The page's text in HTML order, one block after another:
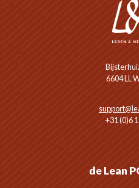
6604 LL
+31 (0)6
de Lean